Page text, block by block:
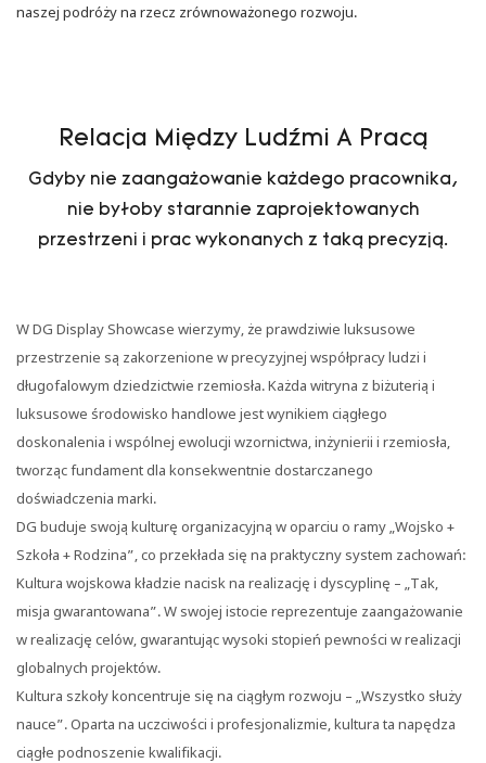
naszej podróży na rzecz zrównoważonego rozwoju.
Relacja Między Ludźmi A Pracą
Gdyby nie zaangażowanie każdego pracownika,
nie byłoby starannie zaprojektowanych
przestrzeni i prac wykonanych z taką precyzją.
W DG Display Showcase wierzymy, że prawdziwie luksusowe
przestrzenie są zakorzenione w precyzyjnej współpracy ludzi i
długofalowym dziedzictwie rzemiosła. Każda witryna z biżuterią i
luksusowe środowisko handlowe jest wynikiem ciągłego
doskonalenia i wspólnej ewolucji wzornictwa, inżynierii i rzemiosła,
tworząc fundament dla konsekwentnie dostarczanego
doświadczenia marki.
DG buduje swoją kulturę organizacyjną w oparciu o ramy „Wojsko +
Szkoła + Rodzina”, co przekłada się na praktyczny system zachowań:
Kultura wojskowa kładzie nacisk na realizację i dyscyplinę – „Tak,
misja gwarantowana”. W swojej istocie reprezentuje zaangażowanie
w realizację celów, gwarantując wysoki stopień pewności w realizacji
globalnych projektów.
Kultura szkoły koncentruje się na ciągłym rozwoju – „Wszystko służy
nauce”. Oparta na uczciwości i profesjonalizmie, kultura ta napędza
ciągłe podnoszenie kwalifikacji.